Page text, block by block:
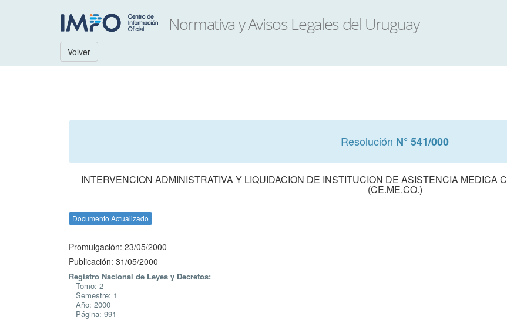
Volver
Resolución N° 541/000
INTERVENCION ADMINISTRATIVA Y LIQUIDACION DE INSTITUCION DE ASISTENCIA MEDICA
(CE.ME.CO.)
Documento Actualizado
Promulgación: 23/05/2000
Publicación: 31/05/2000
Registro Nacional de Leyes y Decretos:
Tomo: 2
Semestre: 1
Año: 2000
Página: 991